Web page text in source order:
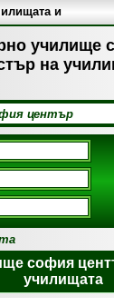
училище
на
и
в България
софия
училищата